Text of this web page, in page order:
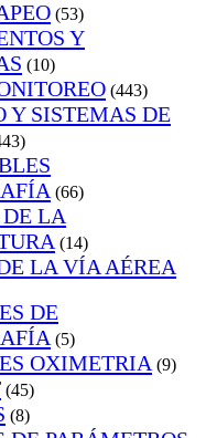
(53)
Y
(10)
(443)
Y SISTEMAS DE
(66)
LA
(14)
LA VÍA AÉREA
DE
(5)
OXIMETRIA (9)
(45)
(8)